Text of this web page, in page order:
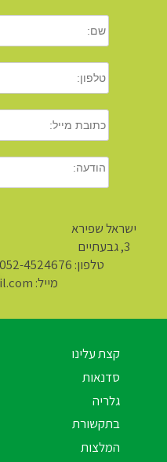
ישראל שפירא
3, גבעתיים
טלפון: 052-4524676
מייל: il.com
קצת עלינו
סדנאות
גלריה
בתקשורת
המלצות